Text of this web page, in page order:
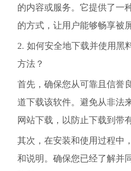
的内容或服务。它提供了一
的方式，让用户能够畅享被
2. 如何安全地下载并使用黑
方法？
首先，确保您从可靠且信誉
道下载该软件。避免从非法
网站下载，以防止下载到带
其次，在安装和使用过程中
和说明。确保您已经了解并